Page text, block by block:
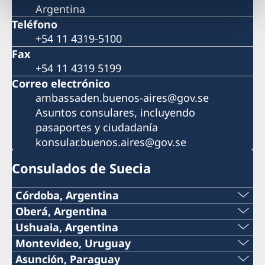
Argentina
Teléfono
+54 11 4319-5100
Fax
+54 11 4319 5199
Correo electrónico
ambassaden.buenos-aires@gov.se
Asuntos consulares, incluyendo
pasaportes y ciudadanía
konsular.buenos.aires@gov.se
Consulados de Suecia
Córdoba, Argentina
Por el momento no es posible recibir atención
consular en el Consulado.
Oberá, Argentina
Teléfono:
+54 9 11 51148132
Ushuaia, Argentina
Teléfono:
Montevideo, Uruguay
Teléfono:
Asunción, Paraguay